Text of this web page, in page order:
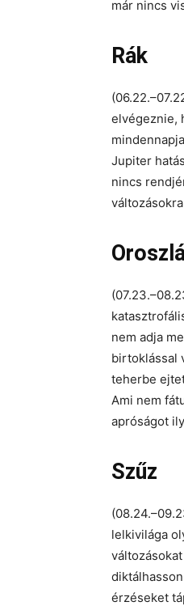
már nincs
Rák
elvégeznie,
Jupiter
nincs
nem adja
birtoklással
teherbe
Ami nem
apróságot
Szűz
lelkivilága
érzéseket